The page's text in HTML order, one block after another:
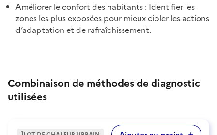
Améliorer le confort des habitants : Identifier les
zones les plus exposées pour mieux cibler les actions
d’adaptation et de rafraîchissement.
Combinaison de méthodes de diagnostic
utilisées